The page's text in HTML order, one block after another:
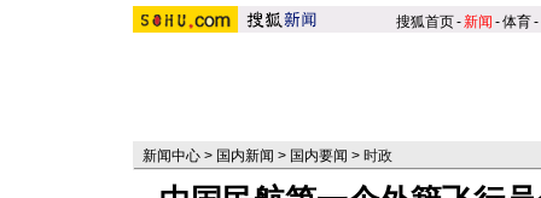
搜狐首页-新闻 -体育-
新闻中心 > 国内新闻 > 国内要闻 > 时政